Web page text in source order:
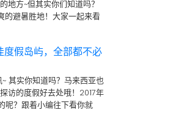
地方~但其实你们知道吗？
的避暑胜地！大家一起来看
度假岛屿，全部都不必
其实你知道吗？马来西亚也
访的度假好去处哦！2017年
呢？跟着小编往下看你就